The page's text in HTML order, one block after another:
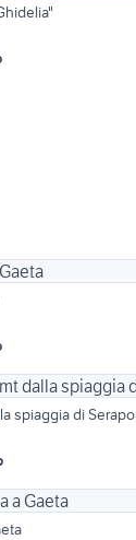
spiaggia di Serapo